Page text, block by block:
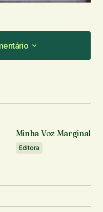
será publicado.
Minha Voz Marginal
Editora